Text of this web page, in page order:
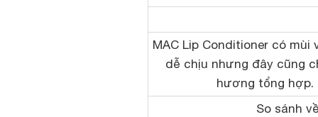
MAC Lip Conditioner có mùi
dễ chịu nhưng đây cũng
hương tổng hợp.
So sánh